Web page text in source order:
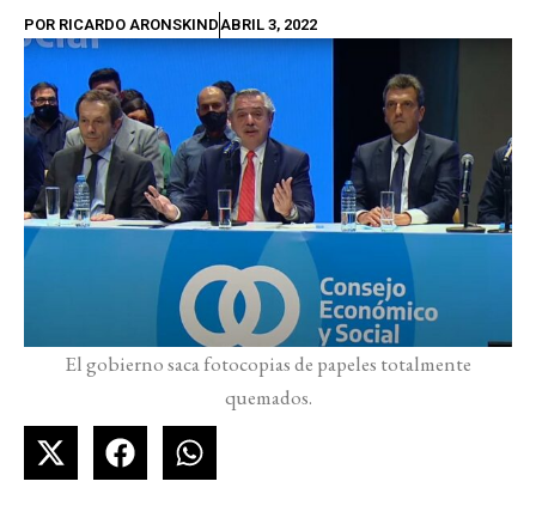
POR RICARDO ARONSKINDABRIL 3, 2022
El gobierno saca fotocopias de papeles totalmente
quemados.